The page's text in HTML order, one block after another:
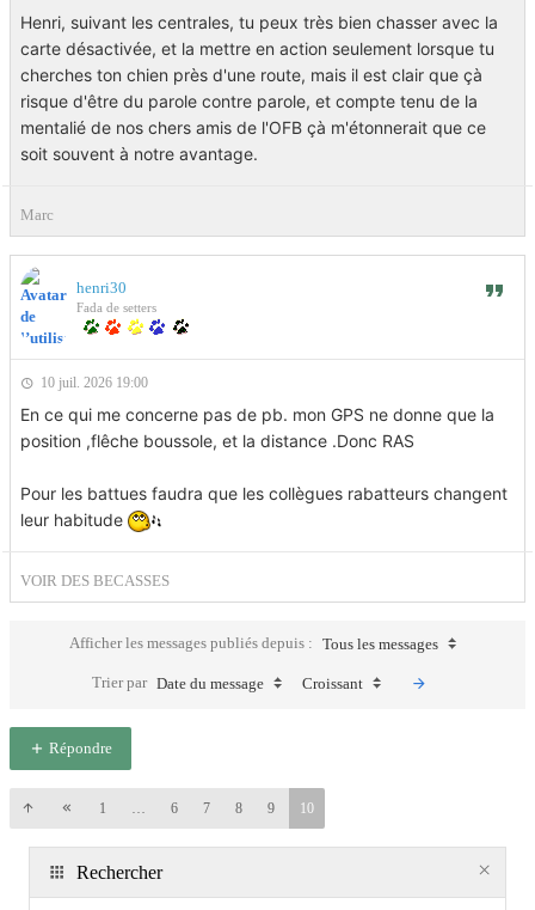
Henri, suivant les centrales, tu peux très bien chasser avec la
carte désactivée, et la mettre en action seulement lorsque tu
cherches ton chien près d'une route, mais il est clair que çà
risque d'être du parole contre parole, et compte tenu de la
mentalié de nos chers amis de l'OFB çà m'étonnerait que ce
soit souvent à notre avantage.
Marc
henri30
Fada de setters
10 juil. 2026 19:00
En ce qui me concerne pas de pb. mon GPS ne donne que la
position ,flêche boussole, et la distance .Donc RAS
Pour les battues faudra que les collègues rabatteurs changent
leur habitude
VOIR DES BECASSES
Afficher les messages publiés depuis : Tous les messages
Trier par Date du message Croissant
Répondre
1 6 7 8 9 10
Rechercher